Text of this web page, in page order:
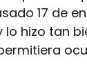
17 de
hizo tan